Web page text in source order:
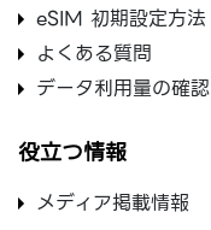
eSIM 初期設定方法
よくある質問
データ利用量の確認
役立つ情報
メディア掲載情報